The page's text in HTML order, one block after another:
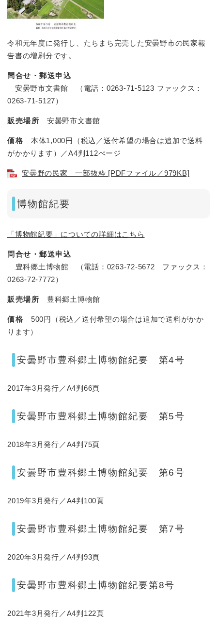
令和元年度に発行し、たちまち完売した安曇野市の民家報
告書の増刷分です。
問合せ・郵送申込
安曇野市文書館 （電話：0263-71-5123 ファックス：
0263-71-5127）
販売場所 安曇野市文書館
価格 本体1,000円（税込／送付希望の場合は追加で送料
がかかります）／A4判112ぺージ
安曇野の民家 一部抜粋 [PDFファイル／979KB]
博物館紀要
「博物館紀要」についての詳細はこちら
問合せ・郵送申込
豊科郷土博物館 （電話：0263-72-5672 ファックス：
0263-72-7772）
販売場所 豊科郷土博物館
価格 500円（税込／送付希望の場合は追加で送料がかか
ります）
安曇野市豊科郷土博物館紀要 第4号
2017年3月発行／A4判66頁
安曇野市豊科郷土博物館紀要 第5号
2018年3月発行／A4判75頁
安曇野市豊科郷土博物館紀要 第6号
2019年3月発行／A4判100頁
安曇野市豊科郷土博物館紀要 第7号
2020年3月発行／A4判93頁
安曇野市豊科郷土博物館紀要第8号
2021年3月発行／A4判122頁